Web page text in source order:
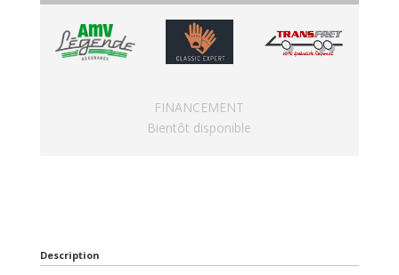
FINANCEMENT
Bientôt disponible
Description